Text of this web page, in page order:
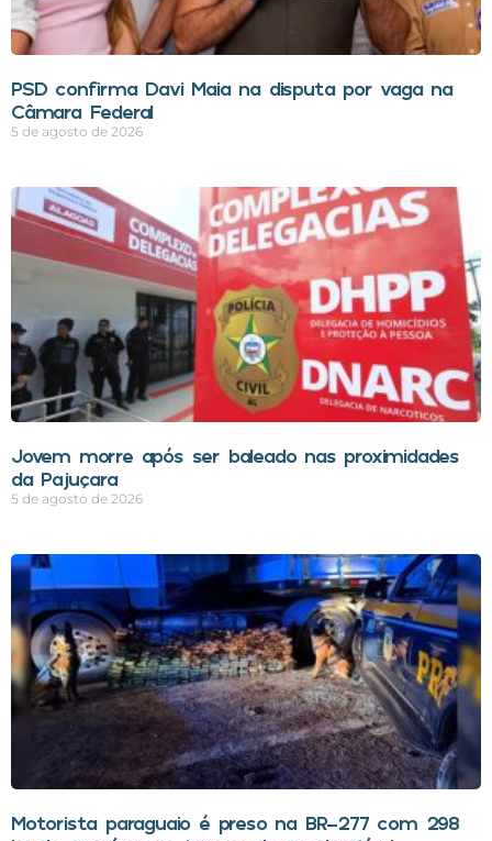
PSD confirma Davi Maia na disputa por vaga na
Câmara Federal
5 de agosto de 2026
Jovem morre após ser baleado nas proximidades
da Pajuçara
5 de agosto de 2026
Motorista paraguaio é preso na BR-277 com 298